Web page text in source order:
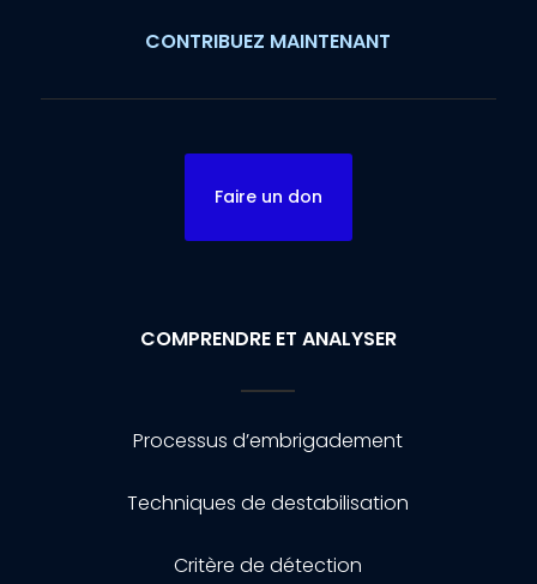
CONTRIBUEZ MAINTENANT
Faire un don
COMPRENDRE ET ANALYSER
Processus d’embrigadement
Techniques de destabilisation
Critère de détection